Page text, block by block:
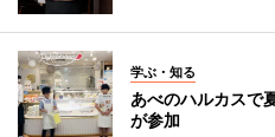
学ぶ・知る
あべのハルカス
が参加